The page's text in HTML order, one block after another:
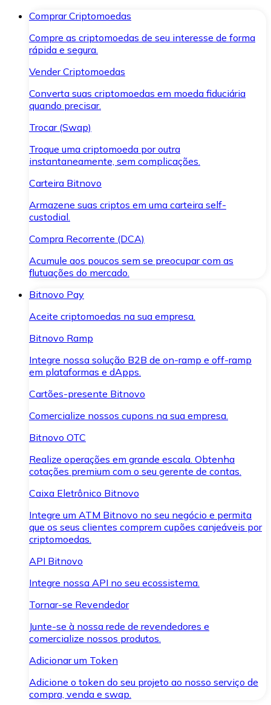
Comprar Criptomoedas
Compre as criptomoedas de seu interesse de forma
rápida e segura.
Vender Criptomoedas
Converta suas criptomoedas em moeda fiduciária
quando precisar.
Trocar (Swap)
Troque uma criptomoeda por outra
instantaneamente, sem complicações.
Carteira Bitnovo
Armazene suas criptos em uma carteira self-
custodial.
Compra Recorrente (DCA)
Acumule aos poucos sem se preocupar com as
flutuações do mercado.
Bitnovo Pay
Aceite criptomoedas na sua empresa.
Bitnovo Ramp
Integre nossa solução B2B de on-ramp e off-ramp
em plataformas e dApps.
Cartões-presente Bitnovo
Comercialize nossos cupons na sua empresa.
Bitnovo OTC
Realize operações em grande escala. Obtenha
cotações premium com o seu gerente de contas.
Caixa Eletrônico Bitnovo
Integre um ATM Bitnovo no seu negócio e permita
que os seus clientes comprem cupões canjeáveis por
criptomoedas.
API Bitnovo
Integre nossa API no seu ecossistema.
Tornar-se Revendedor
Junte-se à nossa rede de revendedores e
comercialize nossos produtos.
Adicionar um Token
Adicione o token do seu projeto ao nosso serviço de
compra, venda e swap.